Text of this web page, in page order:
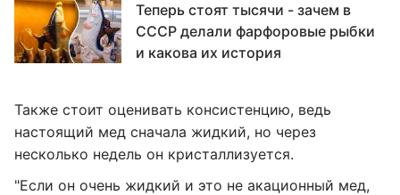
Теперь стоят тысячи - зачем в
СССР делали фарфоровые рыбки
и какова их история
Также стоит оценивать консистенцию, ведь
настоящий мед сначала жидкий, но через
несколько недель он кристаллизуется.
"Если он очень жидкий и это не акационный мед,